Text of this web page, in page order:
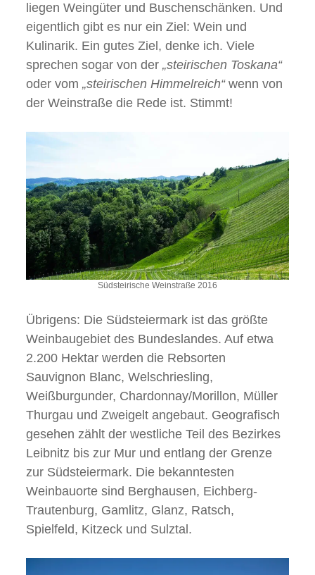
liegen Weingüter und Buschenschänken. Und
eigentlich gibt es nur ein Ziel: Wein und
Kulinarik. Ein gutes Ziel, denke ich. Viele
sprechen sogar von der„steirischen Toskana“
oder vom„steirischen Himmelreich“wenn von
der Weinstraße die Rede ist. Stimmt!
Südsteirische Weinstraße 2016
Übrigens: Die Südsteiermark ist das größte
Weinbaugebiet des Bundeslandes. Auf etwa
2.200 Hektar werden die Rebsorten
Sauvignon Blanc, Welschriesling,
Weißburgunder, Chardonnay/Morillon, Müller
Thurgau und Zweigelt angebaut. Geografisch
gesehen zählt der westliche Teil des Bezirkes
Leibnitz bis zur Mur und entlang der Grenze
zur Südsteiermark. Die bekanntesten
Weinbauorte sind Berghausen, Eichberg-
Trautenburg, Gamlitz, Glanz, Ratsch,
Spielfeld, Kitzeck und Sulztal.